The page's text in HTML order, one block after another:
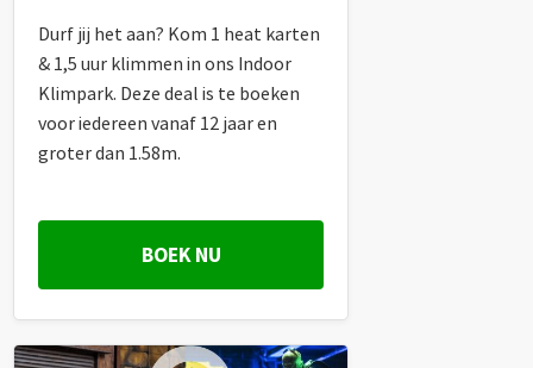
Durf jij het aan? Kom 1 heat karten
& 1,5 uur klimmen in ons Indoor
Klimpark. Deze deal is te boeken
voor iedereen vanaf 12 jaar en
groter dan 1.58m.
BOEK NU